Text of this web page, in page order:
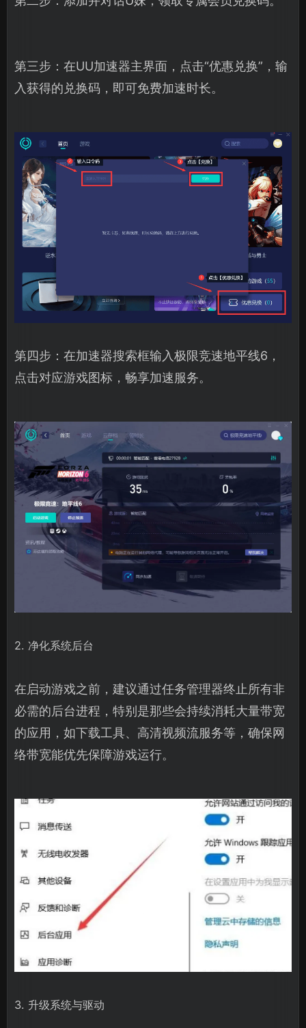
第三步：在UU加速器主界面，点击“优惠兑换”，输
入获得的兑换码，即可免费加速时长。
第四步：在加速器搜索框输入极限竞速地平线6，
点击对应游戏图标，畅享加速服务。
2. 净化系统后台
在启动游戏之前，建议通过任务管理器终止所有非
必需的后台进程，特别是那些会持续消耗大量带宽
的应用，如下载工具、高清视频流服务等，确保网
络带宽能优先保障游戏运行。
3. 升级系统与驱动